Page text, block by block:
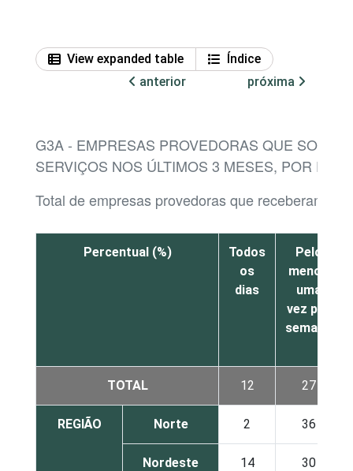
View expanded table
Índice
anterior
próxima
G3A - EMPRESAS PROVEDORAS QUE
SERVIÇOS NOS ÚLTIMOS 3 MESES, POR
Total de empresas provedoras que receberam
Percentual (%)
Todos
os
dias
Pelo
menos
uma
vez por
semana
TOTAL 12 27
REGIÃO Norte 2 36
Nordeste 14 30